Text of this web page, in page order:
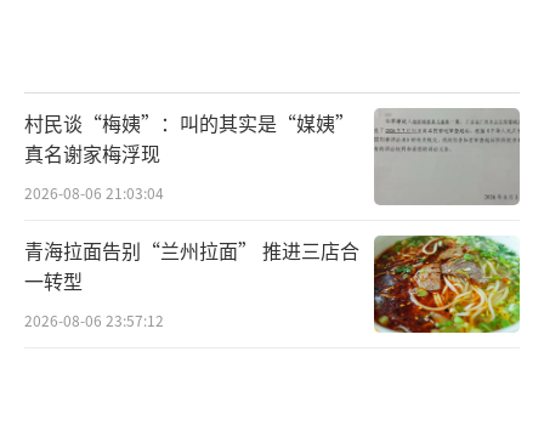
村民谈“梅姨”：叫的其实是“媒姨”
真名谢家梅浮现
2026-08-06 21:03:04
青海拉面告别“兰州拉面” 推进三店合
一转型
2026-08-06 23:57:12